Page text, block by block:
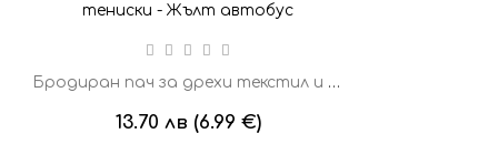
Бродиран пач за дрехи текстил и тениски - Жълт автобус
13.70 лв (6.99 €)